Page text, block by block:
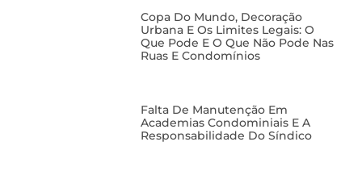
Copa Do Mundo, Decoração
Urbana E Os Limites Legais: O
Que Pode E O Que Não Pode Nas
Ruas E Condomínios
Falta De Manutenção Em
Academias Condominiais E A
Responsabilidade Do Síndico